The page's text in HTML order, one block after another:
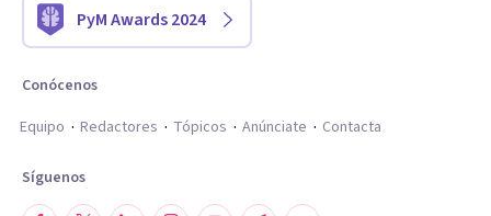
PyM Awards 2024
Conócenos
Equipo
Redactores Tópicos Anúnciate Contacta
Síguenos